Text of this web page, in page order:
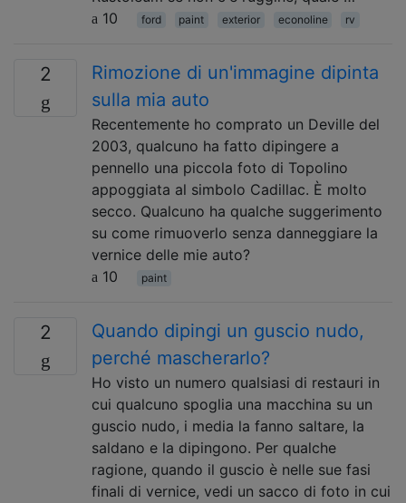
10
ford paint exterior econoline rv
2
Rimozione di un'immagine dipinta
sulla mia auto
Recentemente ho comprato un Deville del
2003, qualcuno ha fatto dipingere a
pennello una piccola foto di Topolino
appoggiata al simbolo Cadillac. È molto
secco. Qualcuno ha qualche suggerimento
su come rimuoverlo senza danneggiare la
vernice delle mie auto?
10
paint
2
Quando dipingi un guscio nudo,
perché mascherarlo?
Ho visto un numero qualsiasi di restauri in
cui qualcuno spoglia una macchina su un
guscio nudo, i media la fanno saltare, la
saldano e la dipingono. Per qualche
ragione, quando il guscio è nelle sue fasi
finali di vernice, vedi un sacco di foto in cui